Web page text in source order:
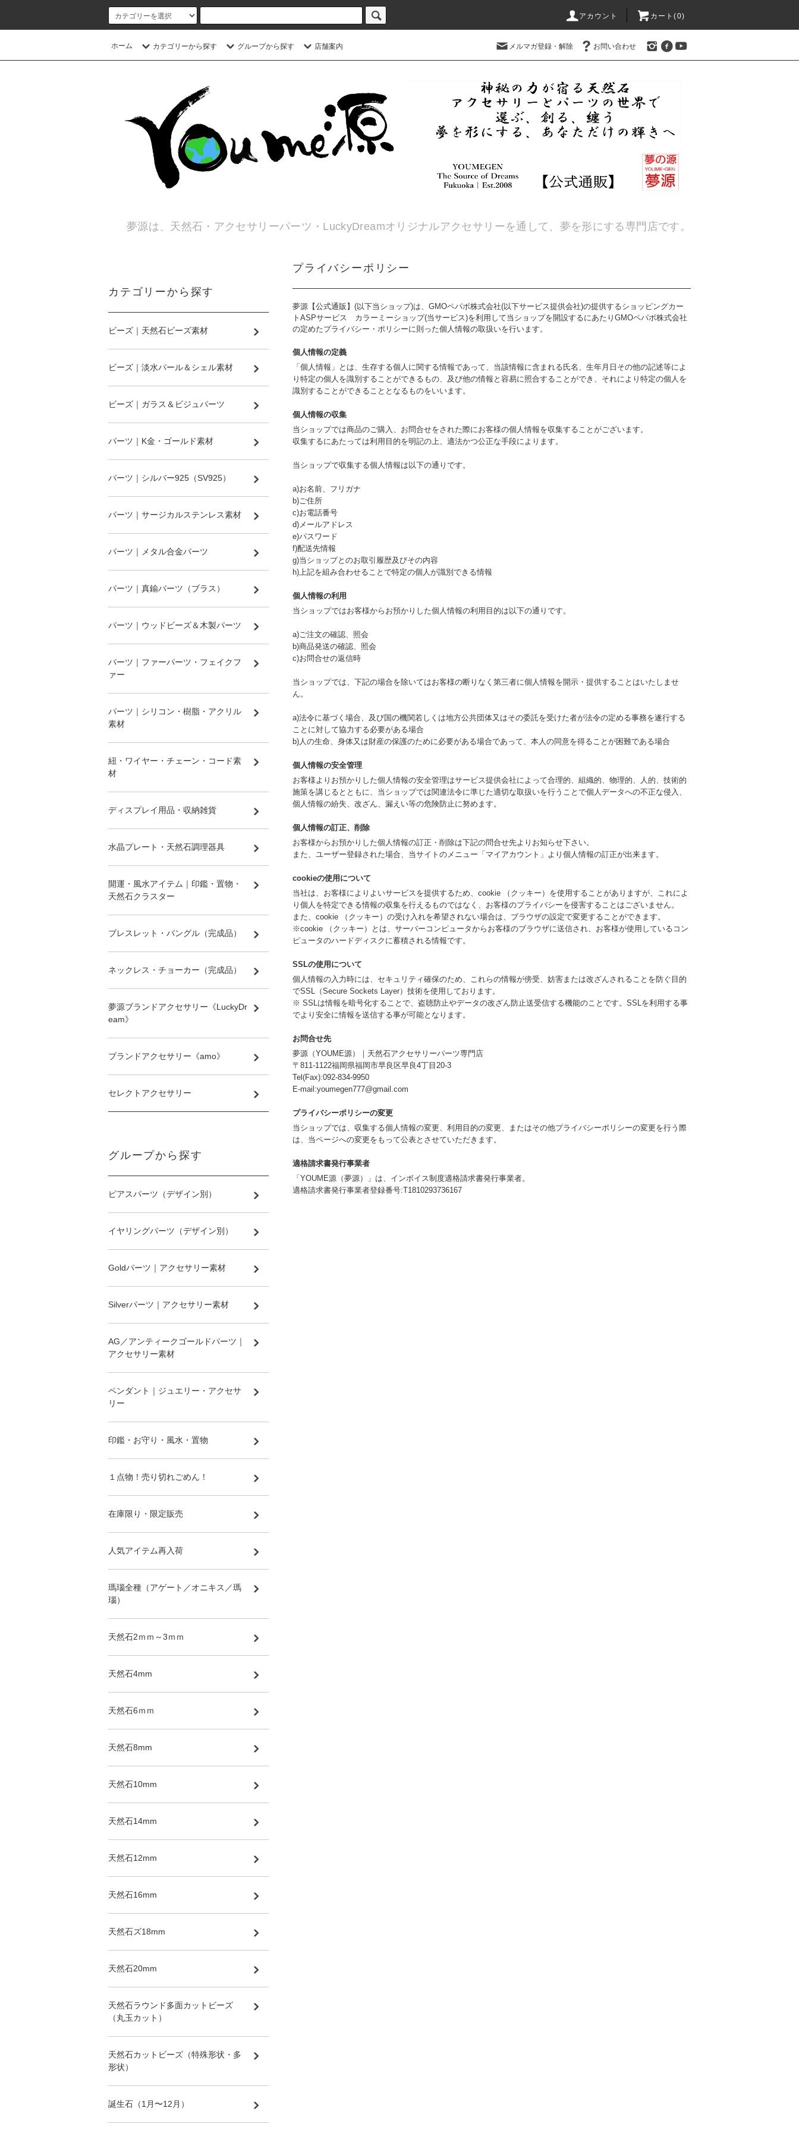
アカウント カート(0)
ホーム カテゴリーから探す グループから探す 店舗案内 メルマガ登録・解除 お問い合わせ
夢源は、天然石・アクセサリーパーツ・LuckyDreamオリジナルアクセサリーを通して、夢を形にする専門店です。
プライバシーポリシー
夢源【公式通販】(以下当ショップ)は、 GMOペパボ株式会社(以下サービス提供会社)の提供するショッピングカー
トASPサービス カラーミーショップ(当サービス)を利用して当ショップを開設するにあたりGMOペパボ株式会社
の定めたプライバシー・ポリシーに則った個人情報の取扱いを行います。
個人情報の定義
「個人情報」とは、生存する個人に関する情報であって、当該情報に含まれる氏名、生年月日その他の記述等によ
り特定の個人を識別することができるもの、及び他の情報と容易に照合することができ、それにより特定の個人を
識別することができることとなるものをいいます。
個人情報の収集
当ショップでは商品のご購入、お問合せをされた際にお客様の個人情報を収集することがございます。
収集するにあたっては利用目的を明記の上、適法かつ公正な手段によります。
当ショップで収集する個人情報は以下の通りです。
a)お名前、フリガナ
b)ご住所
c)お電話番号
d)メールアドレス
e)パスワード
f)配送先情報
g)当ショップとのお取引履歴及びその内容
h)上記を組み合わせることで特定の個人が識別できる情報
個人情報の利用
当ショップではお客様からお預かりした個人情報の利用目的は以下の通りです。
a)ご注文の確認、照会
b)商品発送の確認、照会
c)お問合せの返信時
当ショップでは、下記の場合を除いてはお客様の断りなく第三者に個人情報を開示・提供することはいたしませ
ん。
a)法令に基づく場合、及び国の機関若しくは地方公共団体又はその委託を受けた者が法令の定める事務を遂行する
ことに対して協力する必要がある場合
b)人の生命、身体又は財産の保護のために必要がある場合であって、本人の同意を得ることが困難である場合
個人情報の安全管理
お客様よりお預かりした個人情報の安全管理はサービス提供会社によって合理的、組織的、物理的、人的、技術的
施策を講じるとともに、当ショップでは関連法令に準じた適切な取扱いを行うことで個人データへの不正な侵入、
個人情報の紛失、改ざん、漏えい等の危険防止に努めます。
個人情報の訂正、削除
お客様からお預かりした個人情報の訂正・削除は下記の問合せ先よりお知らせ下さい。
また、ユーザー登録された場合、当サイトのメニュー「マイアカウント」より個人情報の訂正が出来ます。
cookieの使用について
当社は、お客様によりよいサービスを提供するため、cookie （クッキー）を使用することがありますが、これによ
り個人を特定できる情報の収集を行えるものではなく、お客様のプライバシーを侵害することはございません。
また、cookie （クッキー）の受け入れを希望されない場合は、ブラウザの設定で変更することができます。
※cookie （クッキー）とは、サーバーコンピュータからお客様のブラウザに送信され、お客様が使用しているコン
ピュータのハードディスクに蓄積される情報です。
SSLの使用について
個人情報の入力時には、セキュリティ確保のため、これらの情報が傍受、妨害または改ざんされることを防ぐ目的
でSSL（Secure Sockets Layer）技術を使用しております。
※ SSLは情報を暗号化することで、盗聴防止やデータの改ざん防止送受信する機能のことです。SSLを利用する事
でより安全に情報を送信する事が可能となります。
お問合せ先
夢源（YOUME源）｜天然石アクセサリーパーツ専門店
〒811-1122福岡県福岡市早良区早良4丁目20-3
Tel(Fax):092-834-9950
E-mail:youmegen777@gmail.com
プライバシーポリシーの変更
当ショップでは、収集する個人情報の変更、利用目的の変更、またはその他プライバシーポリシーの変更を行う際
は、当ページへの変更をもって公表とさせていただきます。
適格請求書発行事業者
「YOUME源（夢源）」は、インボイス制度適格請求書発行事業者。
適格請求書発行事業者登録番号:T1810293736167
カテゴリーから探す
ビーズ｜天然石ビーズ素材
ビーズ｜淡水パール＆シェル素材
ビーズ｜ガラス＆ビジュパーツ
パーツ｜K金・ゴールド素材
パーツ｜シルバー925（SV925）
パーツ｜サージカルステンレス素材
パーツ｜メタル合金パーツ
パーツ｜真鍮パーツ（ブラス）
パーツ｜ウッドビーズ＆木製パーツ
パーツ｜ファーパーツ・フェイクフ
ァー
パーツ｜シリコン・樹脂・アクリル
素材
紐・ワイヤー・チェーン・コード素
材
ディスプレイ用品・収納雑貨
水晶プレート・天然石調理器具
開運・風水アイテム｜印鑑・置物・
天然石クラスター
ブレスレット・バングル（完成品）
ネックレス・チョーカー（完成品）
夢源ブランドアクセサリー《LuckyDr
eam》
ブランドアクセサリー《amo》
セレクトアクセサリー
グループから探す
ピアスパーツ（デザイン別）
イヤリングパーツ（デザイン別）
Goldパーツ｜アクセサリー素材
Silverパーツ｜アクセサリー素材
AG／アンティークゴールドパーツ｜
アクセサリー素材
ペンダント｜ジュエリー・アクセサ
リー
印鑑・お守り・風水・置物
１点物！売り切れごめん！
在庫限り・限定販売
人気アイテム再入荷
瑪瑙全種（アゲート／オニキス／瑪
瑙）
天然石2ｍｍ～3ｍｍ
天然石4mm
天然石6ｍｍ
天然石8mm
天然石10mm
天然石14mm
天然石12mm
天然石16mm
天然石ズ18mm
天然石20mm
天然石ラウンド多面カットビーズ
（丸玉カット）
天然石カットビーズ（特殊形状・多
形状）
誕生石（1月〜12月）